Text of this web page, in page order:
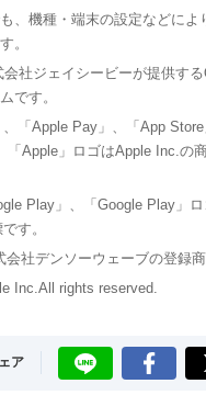
、機種・端末の設定などによ
。
社ジェイシービーが提供す
です。
、「Apple Pay」、「App
「Apple」ロゴはApple Inc.の
Play」、「Google Play」ロ
す。
会社デンソーウェーブの登録商
Inc.All rights reserved.
ア LINE Facebook